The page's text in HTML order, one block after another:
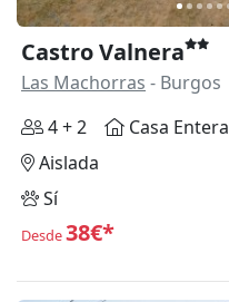
Castro Valnera
Las Machorras - Burgos
4 + 2
Casa Entera
Aislada
Sí
Desde38€*